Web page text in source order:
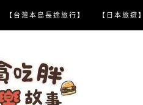
【台灣本島長途旅行】 【日本旅遊】